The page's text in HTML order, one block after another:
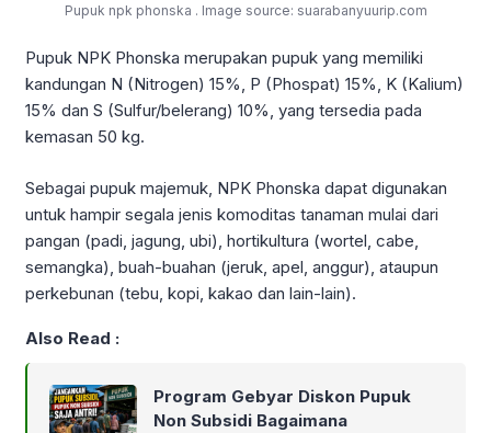
Pupuk npk phonska . Image source: suarabanyuurip.com
Pupuk NPK Phonska merupakan pupuk yang memiliki
kandungan N (Nitrogen) 15%, P (Phospat) 15%, K (Kalium)
15% dan S (Sulfur/belerang) 10%, yang tersedia pada
kemasan 50 kg.
Sebagai pupuk majemuk, NPK Phonska dapat digunakan
untuk hampir segala jenis komoditas tanaman mulai dari
pangan (padi, jagung, ubi), hortikultura (wortel, cabe,
semangka), buah-buahan (jeruk, apel, anggur), ataupun
perkebunan (tebu, kopi, kakao dan lain-lain).
Also Read :
Program Gebyar Diskon Pupuk
Non Subsidi Bagaimana